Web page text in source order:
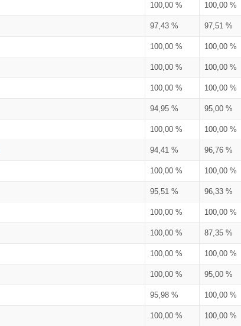
100,00 % 100,00 %
97,43 % 97,51 %
100,00 % 100,00 %
100,00 % 100,00 %
100,00 % 100,00 %
94,95 % 95,00 %
100,00 % 100,00 %
94,41 % 96,76 %
100,00 % 100,00 %
95,51 % 96,33 %
100,00 % 100,00 %
100,00 % 87,35 %
100,00 % 100,00 %
100,00 % 95,00 %
95,98 % 100,00 %
100,00 % 100,00 %